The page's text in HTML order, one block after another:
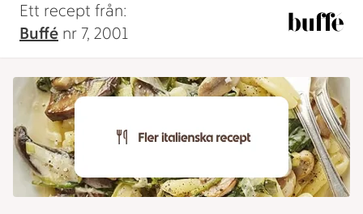
Ett recept från:
Buffé nr 7, 2001